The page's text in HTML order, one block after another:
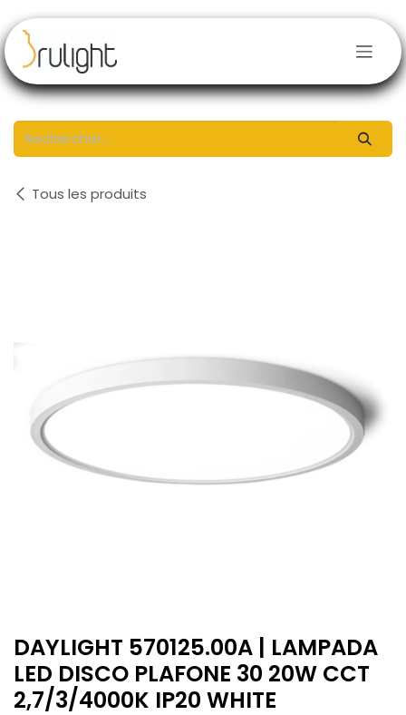
Tous les produits
DAYLIGHT 570125.00A | LAMPADA
LED DISCO PLAFONE 30 20W CCT
2,7/3/4000K IP20 WHITE